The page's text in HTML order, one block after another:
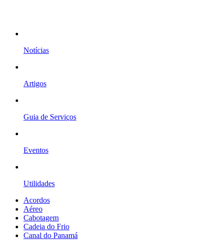
Notícias
Artigos
Guia de Serviços
Eventos
Utilidades
Acordos
Aéreo
Cabotagem
Cadeia do Frio
Canal do Panamá